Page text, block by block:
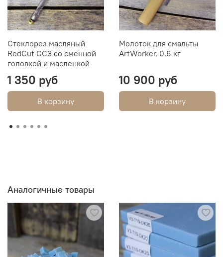
Стеклорез масляный
RedCut GC3 со сменной
головкой и масленкой
1 350 руб
В корзину
Молоток для смальты
ArtWorker, 0,6 кг
10 900 руб
В корзину
Аналогичные товары